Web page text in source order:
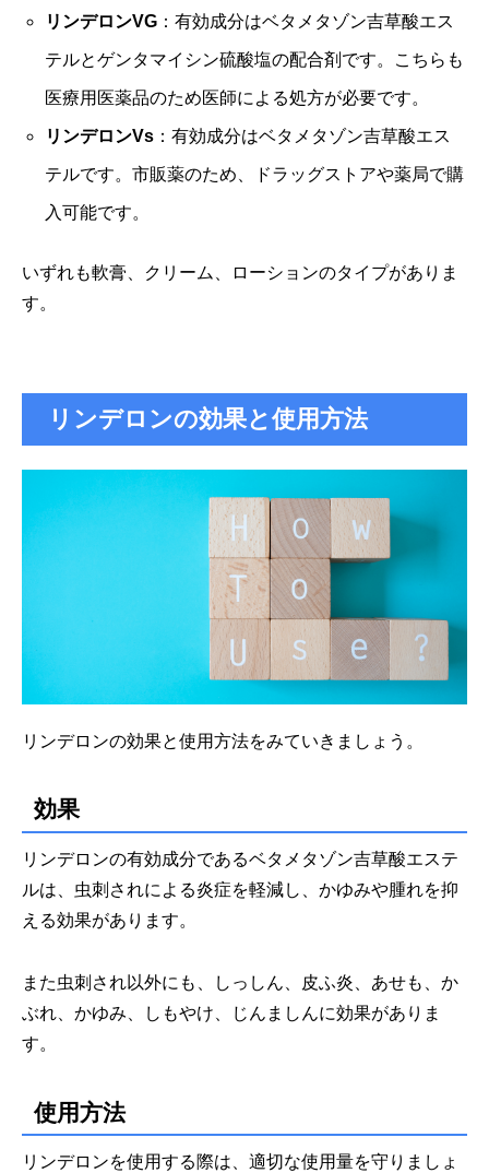
リンデロンVG：有効成分はベタメタゾン吉草酸エス
テルとゲンタマイシン硫酸塩の配合剤です。こちらも
医療用医薬品のため医師による処方が必要です。
リンデロンVs：有効成分はベタメタゾン吉草酸エス
テルです。市販薬のため、ドラッグストアや薬局で購
入可能です。
いずれも軟膏、クリーム、ローションのタイプがありま
す。
リンデロンの効果と使用方法
リンデロンの効果と使用方法をみていきましょう。
効果
リンデロンの有効成分であるベタメタゾン吉草酸エステ
ルは、虫刺されによる炎症を軽減し、かゆみや腫れを抑
える効果があります。
また虫刺され以外にも、しっしん、皮ふ炎、あせも、か
ぶれ、かゆみ、しもやけ、じんましんに効果がありま
す。
使用方法
リンデロンを使用する際は、適切な使用量を守りましょ